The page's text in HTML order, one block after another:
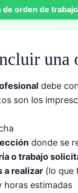
de orden de trabajo
una
debe
son los
donde se
o trabajo
a realizar (lo que
horas estimadas